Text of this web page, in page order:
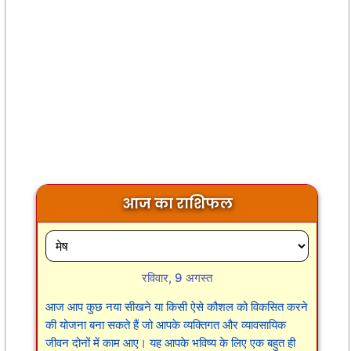
आज का राशिफल
रविवार, 9 अगस्त
आज आप कुछ नया सीखने या किसी ऐसे कौशल को विकसित करने
की योजना बना सकते हैं जो आपके व्यक्तिगत और व्यावसायिक
जीवन दोनों में काम आए। यह आपके भविष्य के लिए एक बहुत ही